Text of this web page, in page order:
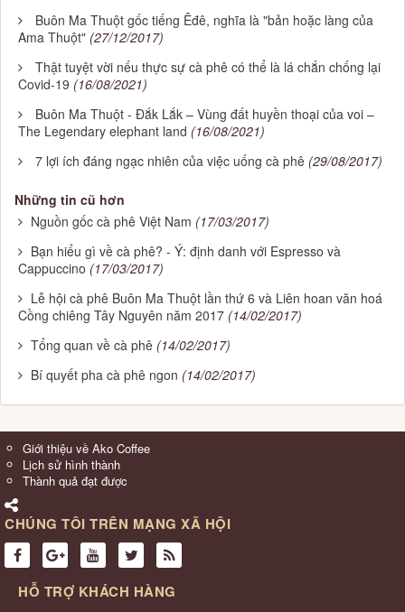
Buôn Ma Thuột gốc tiếng Êđê, nghĩa là "bản hoặc làng của
Ama Thuột" (27/12/2017)
Thật tuyệt vời nếu thực sự cà phê có thể là lá chắn chống lại
Covid-19 (16/08/2021)
Buôn Ma Thuột - Đắk Lắk – Vùng đất huyền thoại của voi –
The Legendary elephant land (16/08/2021)
7 lợi ích đáng ngạc nhiên của việc uống cà phê (29/08/2017)
Những tin cũ hơn
Nguồn gốc cà phê Việt Nam (17/03/2017)
Bạn hiểu gì về cà phê? - Ý: định danh với Espresso và
Cappuccino (17/03/2017)
Lễ hội cà phê Buôn Ma Thuột lần thứ 6 và Liên hoan văn hoá
Cồng chiêng Tây Nguyên năm 2017 (14/02/2017)
Tổng quan về cà phê (14/02/2017)
Bí quyết pha cà phê ngon (14/02/2017)
Giới thiệu về Ako Coffee
Lịch sử hình thành
Thành quả đạt được
CHÚNG TÔI TRÊN MẠNG XÃ HỘI
HỖ TRỢ KHÁCH HÀNG